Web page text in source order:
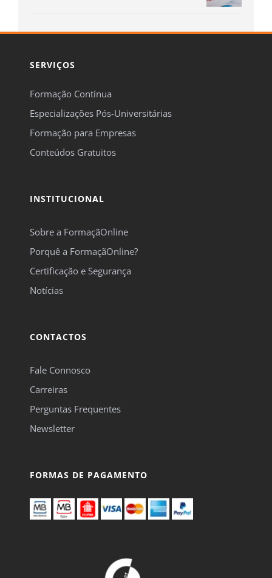
SERVIÇOS
Formação Contínua
Especializações Pós-Universitárias
Formação para Empresas
Conteúdos Gratuitos
INSTITUCIONAL
Sobre a FormaçãOnline
Porquê a FormaçãOnline?
Certificação e Segurança
Notícias
CONTACTOS
Fale Connosco
Carreiras
Perguntas Frequentes
Newsletter
FORMAS DE PAGAMENTO